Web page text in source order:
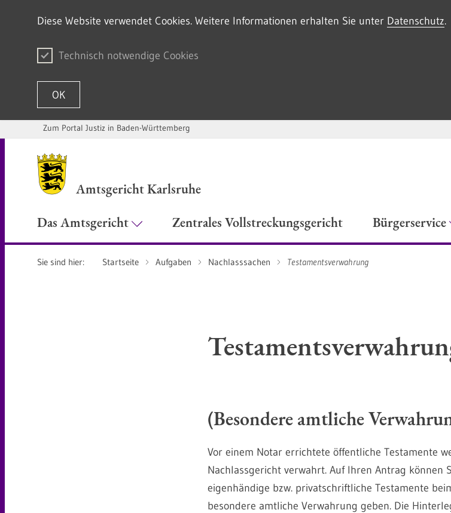
Diese Website verwendet Cookies. Weitere Informationen erhalten Sie unter Datenschutz.
Technisch notwendige Cookies
OK
Zum Inhalt springen
Zum Portal Justiz in Baden-Württemberg
Amtsgericht Karlsruhe
Das Amtsgericht Zentrales Vollstreckungsgericht Bürgerservice
Sie sind hier: Startseite Aufgaben Nachlasssachen Testamentsverwahrung
(Besondere amtliche
Vor einem Notar errichtete öffentliche Testamente
Nachlassgericht verwahrt. Auf Ihren Antrag können
eigenhändige bzw. privatschriftliche Testamente
besondere amtliche Verwahrung geben. Die